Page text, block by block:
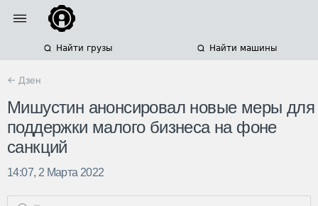
Найти грузы Найти машины
← Дзен
Мишустин анонсировал новые меры для
поддержки малого бизнеса на фоне
санкций
14:07, 2 Марта 2022